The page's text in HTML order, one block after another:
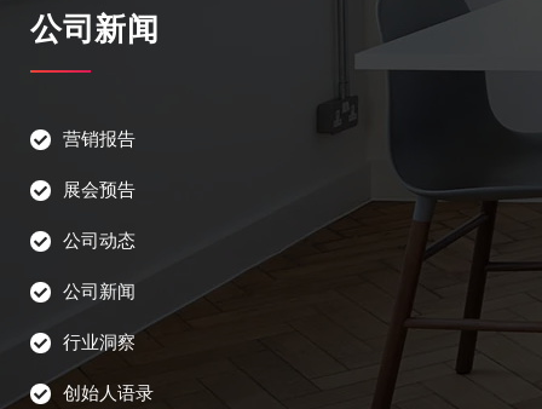
公司新闻
营销报告
展会预告
公司动态
公司新闻
行业洞察
创始人语录